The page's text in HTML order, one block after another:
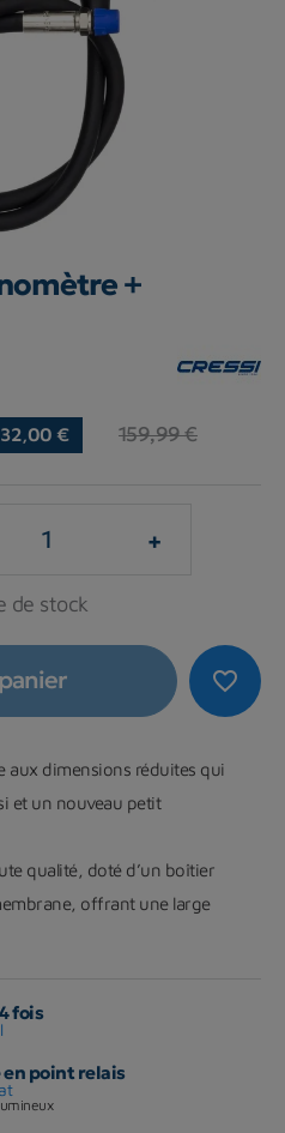
+
€ 159,99 €
+
de stock
favorite_border
aux dimensions réduites qui
et un nouveau petit
qualité, doté d’un boîtier
, offrant une large
fois
point relais